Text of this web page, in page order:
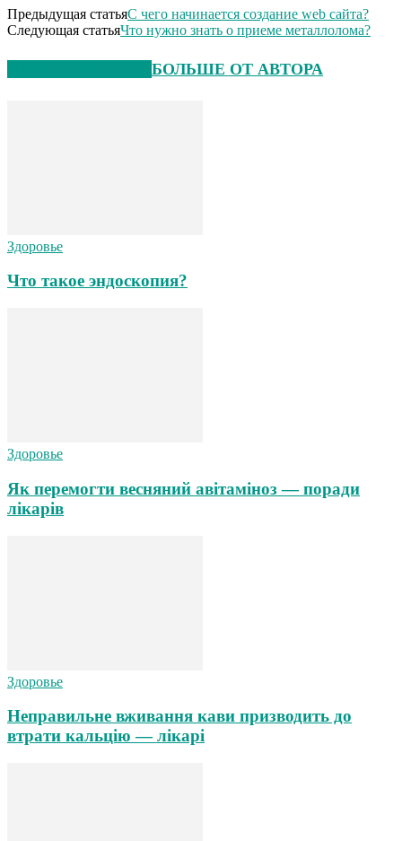
Предыдущая статьяС чего начинается создание web сайта?
Следующая статьяЧто нужно знать о приеме металлолома?
БОЛЬШЕ ОТ АВТОРА
Здоровье
Что такое эндоскопия?
Здоровье
Як перемогти весняний авітаміноз — поради
лікарів
Здоровье
Неправильне вживання кави призводить до
втрати кальцію — лікарі